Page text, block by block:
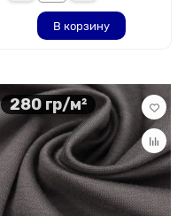
В корзину
280 гр/м²